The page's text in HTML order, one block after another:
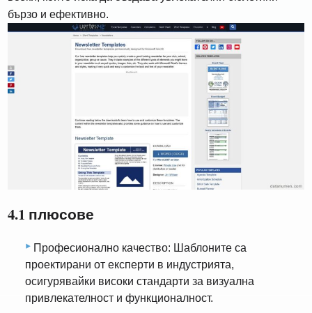
бързо и ефективно.
4.1 плюсове
Професионално качество: Шаблоните са
проектирани от експерти в индустрията,
осигурявайки високи стандарти за визуална
привлекателност и функционалност.